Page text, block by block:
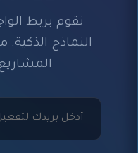
نقوم بربط
النماذج